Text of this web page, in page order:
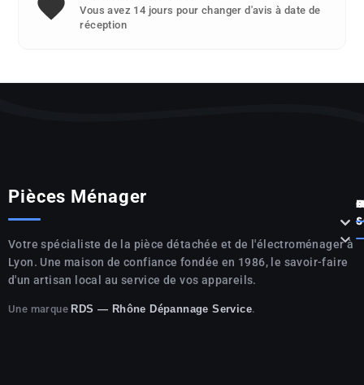
Vous avez 14 jours pour changer d'avis à date de
réception
Pièces Ménager
Votre spécialiste de la pièce détachée et de l'électroménager à
Lyon. Une maison de confiance fondée en 1986, le savoir-faire
d'un artisan local au service de vos appareils.
Une marqueRDS — Rhône Dépannage Service.



